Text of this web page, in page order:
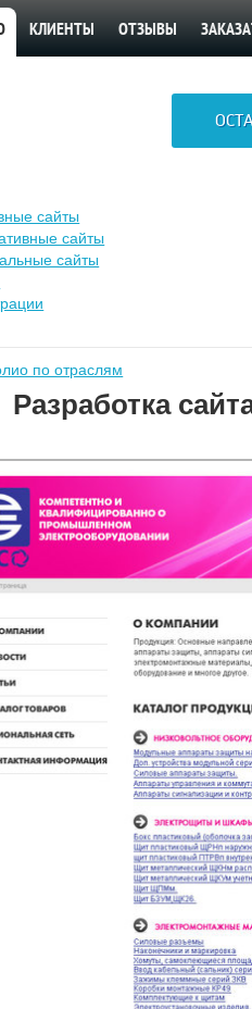
КЛИЕНТЫ ОТЗЫВЫ
сайты
сайты
сайты
по отраслям
Разработка